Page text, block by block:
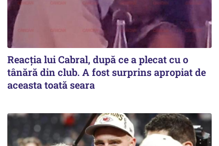
Reacția lui Cabral, după ce a plecat cu o
tânără din club. A fost surprins apropiat de
aceasta toată seara